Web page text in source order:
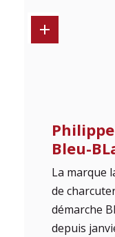
Bleu-
La marque
de
démarche
depuis